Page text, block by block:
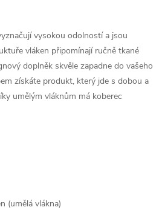
vysokou odolností a jsou
vláken připomínají ručně tkané
doplněk skvěle zapadne do vašeho
získáte produkt, který jde s dobou a
umělým vláknům má koberec
(umělá vlákna)